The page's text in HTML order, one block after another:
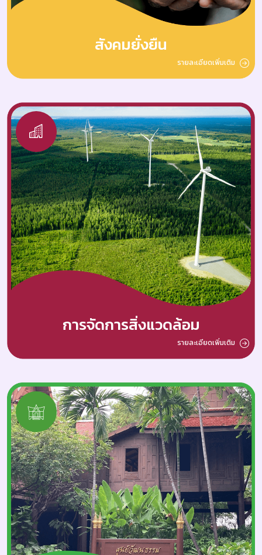
สังคมยั่งยืน
รายละเอียดเพิ่มเติม
การจัดการสิ่งแวดล้อม
รายละเอียดเพิ่มเติม